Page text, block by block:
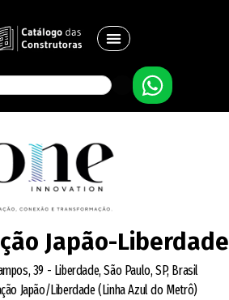
Japão-Liberdade
39 - Liberdade, São Paulo, SP, Brasil
Japão/Liberdade (Linha Azul do Metrô)